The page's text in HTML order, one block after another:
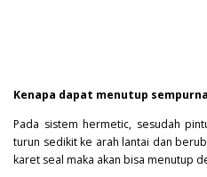
Kenapa dapat menutup
Pada sistem hermetic, sesudah
turun sedikit ke arah lantai dan
karet seal maka akan bisa menutup